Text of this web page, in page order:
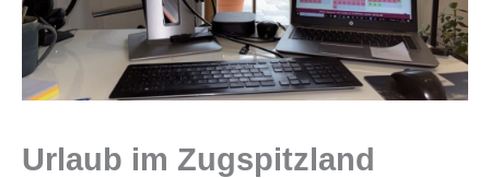
Urlaub im Zugspitzland